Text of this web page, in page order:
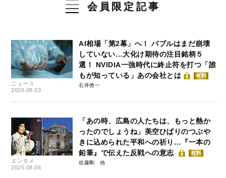
会員限定記事
ニュース
2026.08.03
AI相場「第2幕」へ！ バブルはまだ崩壊
していない…大化け期待の注目銘柄５
選！ NVIDIA一強時代に終止符を打つ「誰
もが知っている」あの会社とは
有料
石井僚一
エンタメ
2025.08.06
「あの時、広島の人たちは、もっと熱か
ったのでしょうね」美空ひばりのつぶや
きに込められた平和への祈り…『一本の
鉛筆』で伝えた反戦への意志
有料
佐藤剛